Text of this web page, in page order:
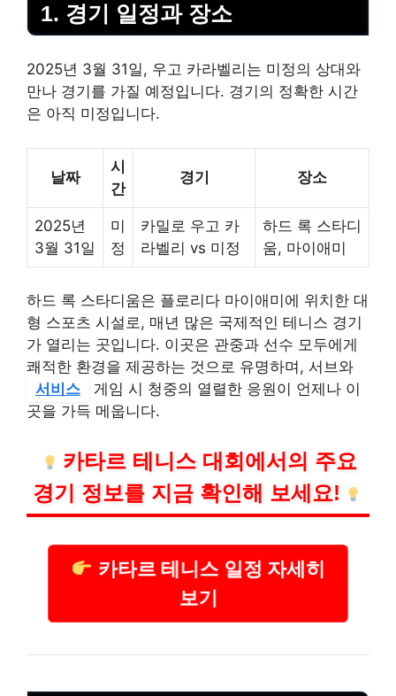
1. 경기 일정과 장소
2025년 3월 31일, 우고 카라벨리는 미정의 상대와
만나 경기를 가질 예정입니다. 경기의 정확한 시간
은 아직 미정입니다.
날짜
시
간
경기 장소
2025년
3월 31일
미
정
카밀로 우고 카
라벨리 vs 미정
하드 록 스타디
움, 마이애미
하드 록 스타디움은 플로리다 마이애미에 위치한 대
형 스포츠 시설로, 매년 많은 국제적인 테니스 경기
가 열리는 곳입니다. 이곳은 관중과 선수 모두에게
쾌적한 환경을 제공하는 것으로 유명하며, 서브와
서비스
게임 시 청중의 열렬한 응원이 언제나 이
곳을 가득 메웁니다.
카타르 테니스 대회에서의 주요
경기 정보를 지금 확인해 보세요!
카타르 테니스 일정 자세히
보기